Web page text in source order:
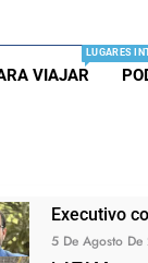
VIAJAR
LUGARES
Executivo
5 De Agosto